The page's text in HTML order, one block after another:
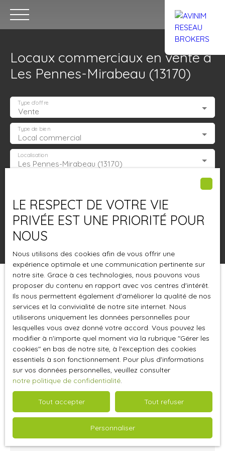
Accueil Acheter Trouver un
Estimation
Locaux commerciaux en vente à
Les Pennes-Mirabeau (13170)
Vente
Type d'offre
Local commercial
Type de bien
Les Pennes-Mirabeau (13170)
Localisation
Surface min (m²)
Pertinence
Trier par Créer une alerte
LE RESPECT DE VOTRE VIE
PRIVÉE EST UNE PRIORITÉ POUR
NOUS
Nous utilisons des cookies afin de vous offrir une
expérience optimale et une communication pertinente sur
notre site. Grace à ces technologies, nous pouvons vous
proposer du contenu en rapport avec vos centres d'intérêt.
Ils nous permettent également d'améliorer la qualité de nos
services et la convivialité de notre site internet. Nous
utiliserons uniquement les données personnelles pour
lesquelles vous avez donné votre accord. Vous pouvez les
modifier à n'importe quel moment via la rubrique ″Gérer les
cookies″ en bas de notre site, à l'exception des cookies
essentiels à son fonctionnement. Pour plus d'informations
sur vos données personnelles, veuillez consulter
notre politique de confidentialité.
Tout accepter Tout refuser
Personnaliser